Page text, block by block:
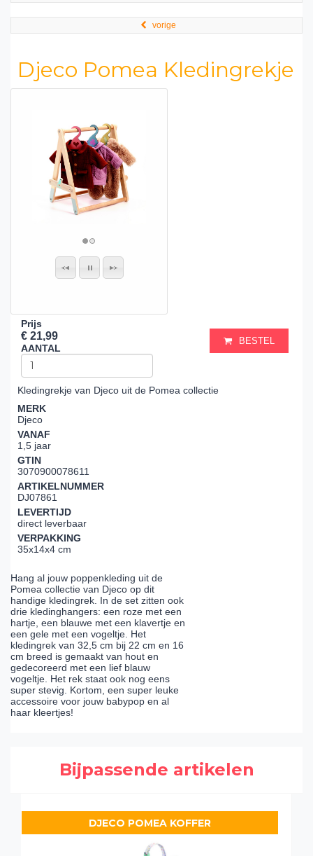
vorige
Djeco Pomea Kledingrekje
Prijs
€ 21,99
AANTAL
BESTEL
Kledingrekje van Djeco uit de Pomea collectie
MERK
Djeco
VANAF
1,5 jaar
GTIN
3070900078611
ARTIKELNUMMER
DJ07861
LEVERTIJD
direct leverbaar
VERPAKKING
35x14x4 cm
Hang al jouw poppenkleding uit de
Pomea collectie van Djeco op dit
handige kledingrek. In de set zitten ook
drie kledinghangers: een roze met een
hartje, een blauwe met een klavertje en
een gele met een vogeltje. Het
kledingrek van 32,5 cm bij 22 cm en 16
cm breed is gemaakt van hout en
gedecoreerd met een lief blauw
vogeltje. Het rek staat ook nog eens
super stevig. Kortom, een super leuke
accessoire voor jouw babypop en al
haar kleertjes!
Bijpassende artikelen
DJECO POMEA KOFFER